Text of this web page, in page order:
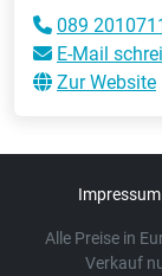
089
E-Mail
Zur Website
Impressum
Alle Preise in
Verkauf